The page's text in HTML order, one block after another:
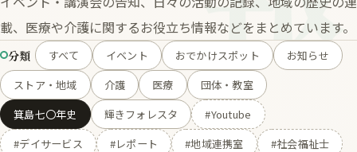
載、医療や介護に関するお役立ち情報などをまとめています。
分類 すべて イベント おでかけスポット
お知らせ
ストア・地域
介護 医療
団体・教室
箕島七〇年史
輝きフォレスタ
#Youtube
#デイサービス
#レポート #地域連携室
#社会福祉士